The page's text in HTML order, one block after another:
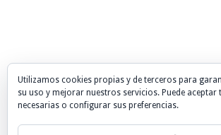
Utilizamos cookies propias y de terceros para
su uso y mejorar nuestros servicios. Puede
necesarias o configurar sus preferencias.